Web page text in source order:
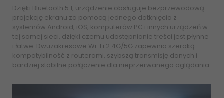
Dzięki Bluetooth 5.1, urządzenie obsługuje bezprzewodową
projekcję ekranu za pomocą jednego dotknięcia z
systemów Android, iOS, komputerów PC i innych urządzeń w
tej samej sieci, dzięki czemu udostępnianie treści jest płynne
i łatwe. Dwuzakresowe Wi-Fi 2.4G/5G zapewnia szeroką
kompatybilność z routerami, szybszą transmisję danych i
bardziej stabilne połączenie dla nieprzerwanego oglądania.